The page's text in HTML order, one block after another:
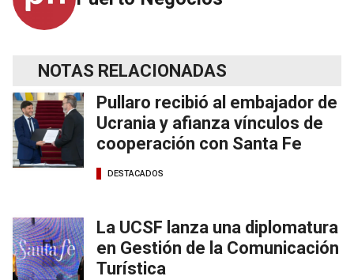
NOTAS RELACIONADAS
Pullaro recibió al embajador de
Ucrania y afianza vínculos de
cooperación con Santa Fe
DESTACADOS
La UCSF lanza una diplomatura
en Gestión de la Comunicación
Turística